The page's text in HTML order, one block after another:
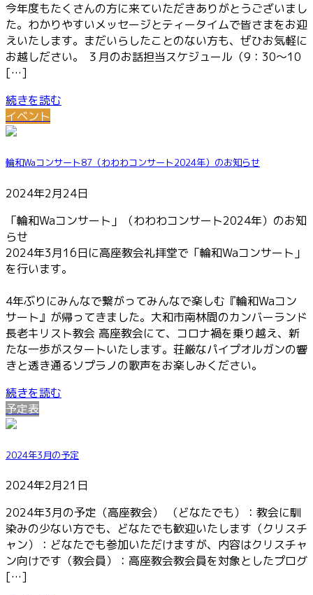
今年度もたくさんの方に来ていただきありがとうございまし
た。わかりやすいメッセージとティータイムで皆さまをお迎
えいたします。まだいらしたことのない方も、ぜひお気軽に
お越しださい。 ３月のお話担当スケジュール（9：30～10
[…]
続きを読む
イベント
輪和Waコンサート87（わわわコンサート2024年）のお知らせ
2024年2月24日
「輪和Waコンサート」（わわわコンサート2024年）のお知
らせ
2024年3月16日に高座教会礼拝堂で「輪和Waコンサート」
を行います。
4年ぶりにみんなで繋がってみんなで楽しむ『輪和Waコン
サート』が帰ってきました。大和市南林間のカンバーランド
長老キリスト教会 高座教会にて、コロナ禍を乗り越え、新
たな一歩がスタートいたします。荘厳なパイプオルガンの響
きと透き通るソプラノの歌声をお楽しみください。
続きを読む
予定表
2024年3月の予定
2024年2月21日
2024年3月の予定（高座教会） （どなたでも）：教会に馴
染みの少ない方でも、どなたでも歓迎いたします（クリスチ
ャン）：どなたでも参加いただけますが、内容はクリスチャ
ン向けです（教会員）：高座教会教会員を対象としたプログ
[…]